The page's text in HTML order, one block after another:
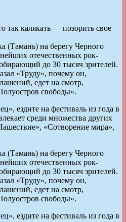
(Тамань) на берегу Черного
отечественных рок-
до 30 тысяч зрителей.
«Труду», почему он,
едет на смотр,
свободы».
ездите на фестиваль из года в
среди множества других
«Сотворение мира»,
(Тамань) на берегу Черного
отечественных рок-
до 30 тысяч зрителей.
«Труду», почему он,
едет на смотр,
свободы».
ездите на фестиваль из года в